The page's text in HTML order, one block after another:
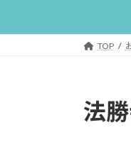
TOP
法